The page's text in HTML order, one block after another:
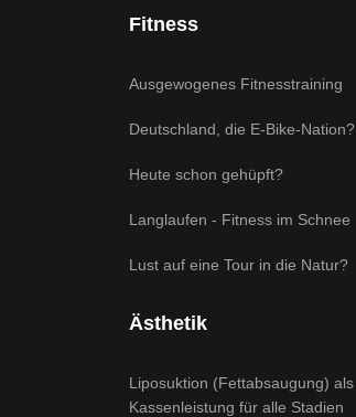
Fitness
Ausgewogenes Fitnesstraining
Deutschland, die E-Bike-Nation?
Heute schon gehüpft?
Langlaufen - Fitness im Schnee
Lust auf eine Tour in die Natur?
Ästhetik
Liposuktion (Fettabsaugung) als
Kassenleistung für alle Stadien